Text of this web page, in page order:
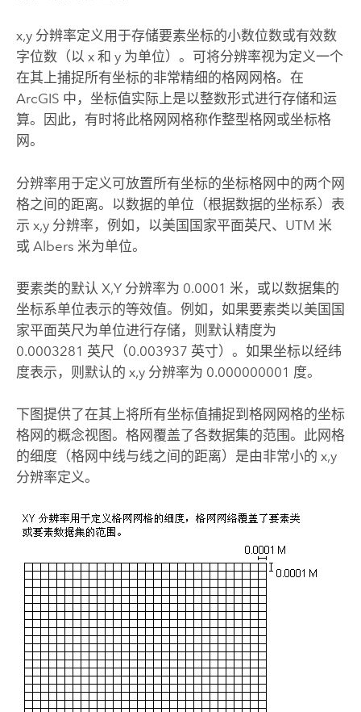
x,y 分辨率定义用于存储要素坐标的小数位数或有效数
字位数（以 x 和 y 为单位）。可将分辨率视为定义一个
在其上捕捉所有坐标的非常精细的格网网格。在
ArcGIS 中，坐标值实际上是以整数形式进行存储和运
算。因此，有时将此格网网格称作整型格网或坐标格
网。
分辨率用于定义可放置所有坐标的坐标格网中的两个网
格之间的距离。以数据的单位（根据数据的坐标系）表
示 x,y 分辨率，例如，以美国国家平面英尺、UTM 米
或 Albers 米为单位。
要素类的默认 X,Y 分辨率为 0.0001 米，或以数据集的
坐标系单位表示的等效值。例如，如果要素类以美国国
家平面英尺为单位进行存储，则默认精度为
0.0003281 英尺（0.003937 英寸）。如果坐标以经纬
度表示，则默认的 x,y 分辨率为 0.000000001 度。
下图提供了在其上将所有坐标值捕捉到格网网格的坐标
格网的概念视图。格网覆盖了各数据集的范围。此网格
的细度（格网中线与线之间的距离）是由非常小的 x,y
分辨率定义。